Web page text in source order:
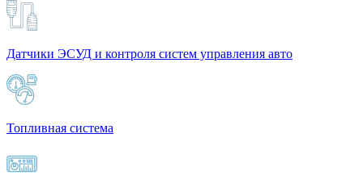
Датчики ЭСУД и контроля систем управления авто
Топливная система